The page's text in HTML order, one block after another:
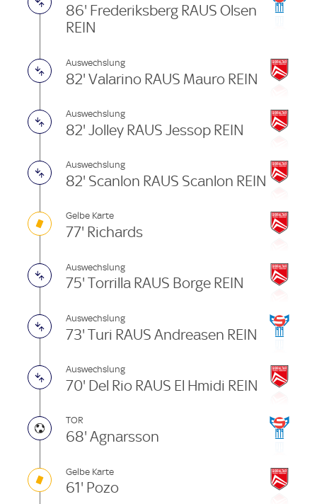
86' Frederiksberg RAUS Olsen
REIN
Auswechslung
82' Valarino RAUS Mauro REIN
Auswechslung
82' Jolley RAUS Jessop REIN
Auswechslung
82' Scanlon RAUS Scanlon REIN
Gelbe Karte
77' Richards
Auswechslung
75' Torrilla RAUS Borge REIN
Auswechslung
73' Turi RAUS Andreasen REIN
Auswechslung
70' Del Rio RAUS El Hmidi REIN
TOR
68' Agnarsson
Gelbe Karte
61' Pozo